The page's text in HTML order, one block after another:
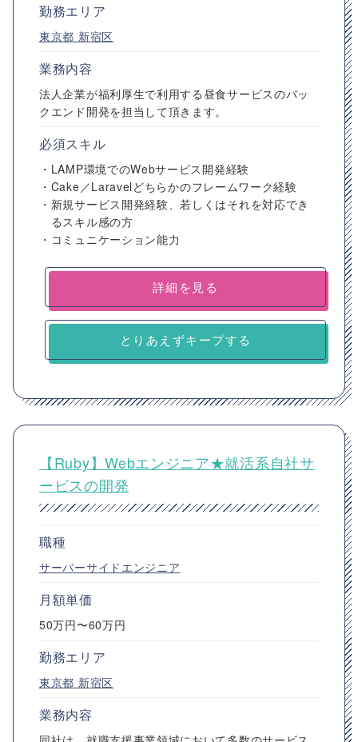
勤務エリア
東京都 新宿区
業務内容
法人企業が福利厚生で利用する昼食サービスのバッ
クエンド開発を担当して頂きます。
必須スキル
・LAMP環境でのWebサービス開発経験
・Cake／Laravelどちらかのフレームワーク経験
・新規サービス開発経験、若しくはそれを対応でき
るスキル感の方
・コミュニケーション能力
詳細を見る
とりあえずキープする
【Ruby】Webエンジニア★就活系自社サ
ービスの開発
職種
サーバーサイドエンジニア
月額単価
50万円〜60万円
勤務エリア
東京都 新宿区
業務内容